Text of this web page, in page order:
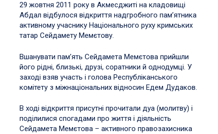
29 жовтня 2011 року в Акмесджиті на кладовищі
Абдал відбулося відкриття надгробного пам’ятника
активному учаснику Національного руху кримських
татар Сейдамету Мемєтову.
Вшанувати пам’ять Сейдамета Мемєтова прийшли
його рідні, близькі, друзі, соратники й однодумці. У
заході взяв участь і голова Республіканського
комітету з міжнаціональних відносин Едем Дудаков.
В ході відкриття присутні прочитали дуа (молитву) і
поділилися спогадами про життя і діяльність
Сейдамета Мемєтова – активного правозахисника